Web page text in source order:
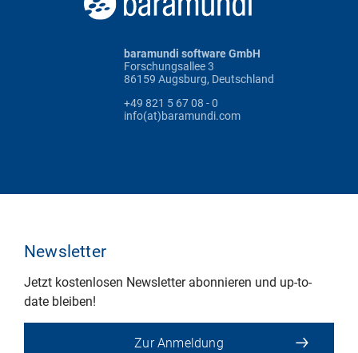
baramundi software GmbH
Forschungsallee 3
86159 Augsburg, Deutschland
+49 821 5 67 08 - 0
info(at)baramundi.com
Newsletter
Jetzt kostenlosen Newsletter abonnieren und up-to-
date bleiben!
Zur Anmeldung